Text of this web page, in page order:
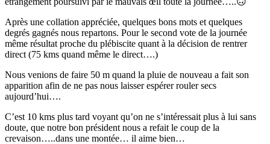
Après une collation appréciée, quelques bons mots et quelques
degrés gagnés nous repartons. Pour le second vote de la journée
même résultat proche du plébiscite quant à la décision de rentrer
direct (75 kms quand même le direct….)
Nous venions de faire 50 m quand la pluie de nouveau a fait son
apparition afin de ne pas nous laisser espérer rouler secs
aujourd’hui….
C’est 10 kms plus tard voyant qu’on ne s’intéressait plus à lui sans
doute, que notre bon président nous a refait le coup de la
crevaison…..dans une montée… il aime bien…